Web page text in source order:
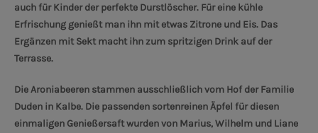
auch für Kinder der perfekte Durstlöscher. Für eine kühle
Erfrischung genießt man ihn mit etwas Zitrone und Eis. Das
Ergänzen mit Sekt macht ihn zum spritzigen Drink auf der
Terrasse.
Die Aroniabeeren stammen ausschließlich vom Hof der Familie
Duden in Kalbe. Die passenden sortenreinen Äpfel für diesen
einmaligen Genießersaft wurden von Marius, Wilhelm und Liane